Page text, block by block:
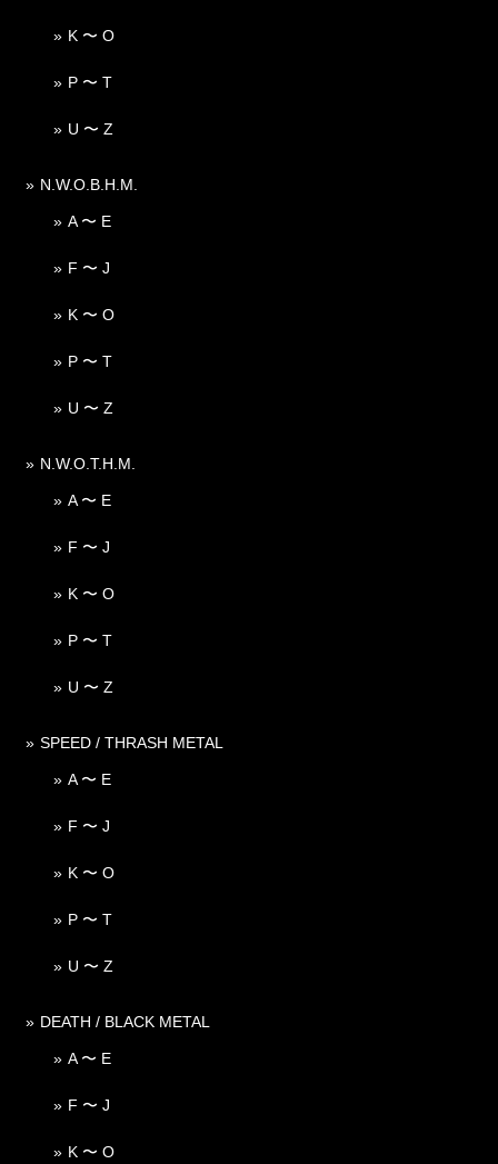
K 〜 O
P 〜 T
U 〜 Z
N.W.O.B.H.M.
A 〜 E
F 〜 J
K 〜 O
P 〜 T
U 〜 Z
N.W.O.T.H.M.
A 〜 E
F 〜 J
K 〜 O
P 〜 T
U 〜 Z
SPEED / THRASH METAL
A 〜 E
F 〜 J
K 〜 O
P 〜 T
U 〜 Z
DEATH / BLACK METAL
A 〜 E
F 〜 J
K 〜 O